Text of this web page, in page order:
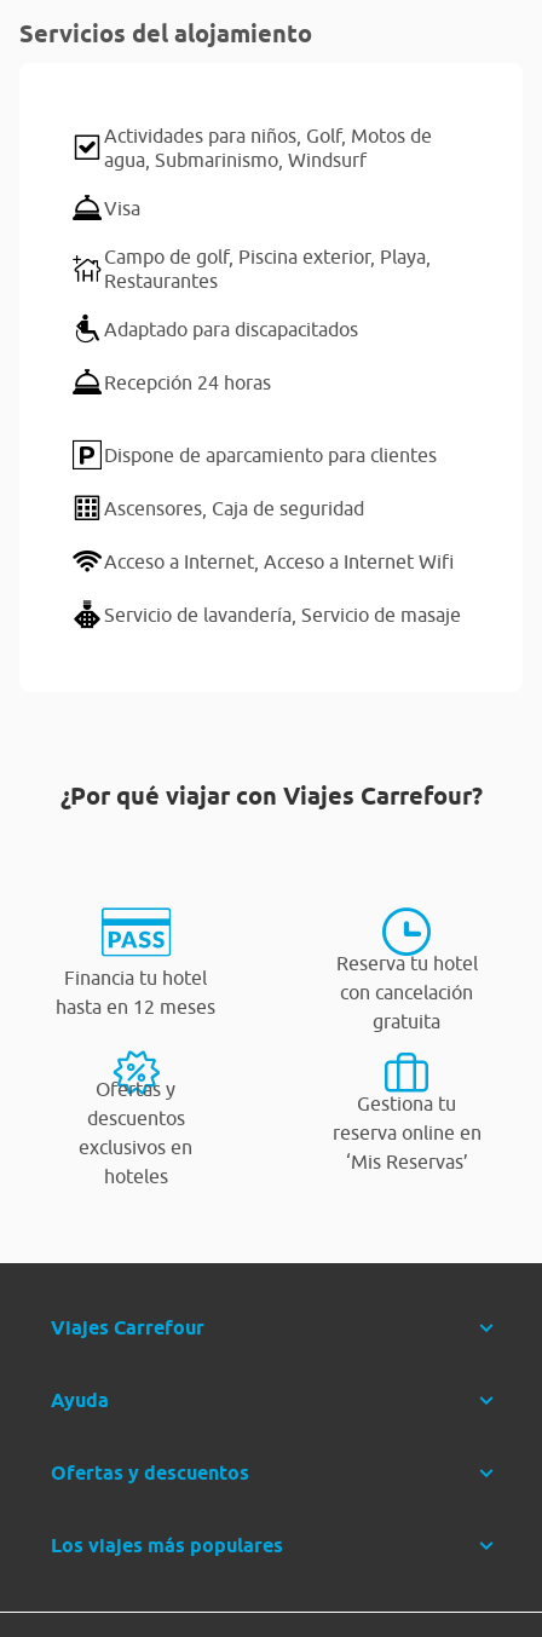
Servicios del alojamiento
Actividades para niños, Golf, Motos de
agua, Submarinismo, Windsurf
Visa
Campo de golf, Piscina exterior, Playa,
Restaurantes
Adaptado para discapacitados
Recepción 24 horas
Dispone de aparcamiento para clientes
Ascensores, Caja de seguridad
Acceso a Internet, Acceso a Internet Wifi
Servicio de lavandería, Servicio de masaje
¿Por qué viajar con Viajes Carrefour?
Financia tu hotel
hasta en 12 meses
Reserva tu hotel
con cancelación
gratuita
Ofertas y
descuentos
exclusivos en
hoteles
Gestiona tu
reserva online en
‘Mis Reservas’
Viajes Carrefour
Ayuda
Ofertas y descuentos
Los viajes más populares